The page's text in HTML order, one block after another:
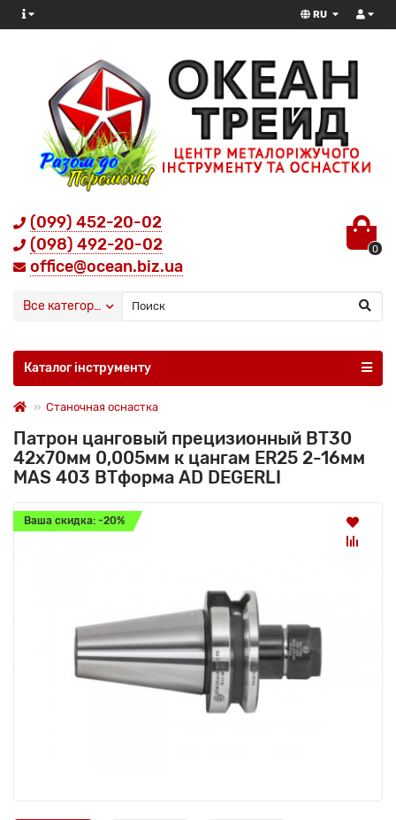
RU
(099) 452-20-02
(098) 492-20-02
office@ocean.biz.ua
0
Все категории
Каталог інструменту
Станочная оснастка
Патрон цанговый прецизионный BT30
42x70мм 0,005мм к цангам ER25 2-16мм
MAS 403 BTформа AD DEGERLI
Ваша скидка: -20%